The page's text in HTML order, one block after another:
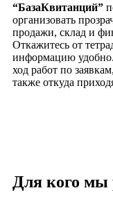
“БазаКвитанций”
организовать
продажи, склад и
Откажитесь от
информацию
ход работ по
также откуда
Для кого мы